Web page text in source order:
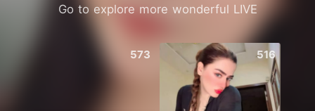
Go to explore more wonderful LIVE
573 516